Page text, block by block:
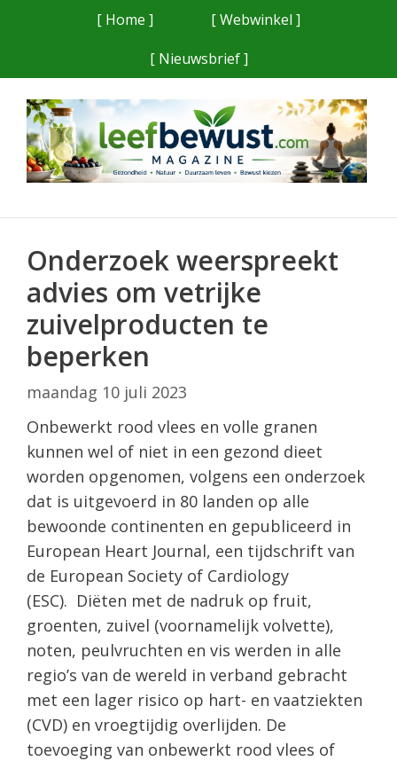
[ Home ]
[ Webwinkel ]
[ Nieuwsbrief ]
Onderzoek weerspreekt
advies om vetrijke
zuivelproducten te
beperken
maandag 10 juli 2023
Onbewerkt rood vlees en volle granen
kunnen wel of niet in een gezond dieet
worden opgenomen, volgens een onderzoek
dat is uitgevoerd in 80 landen op alle
bewoonde continenten en gepubliceerd in
European Heart Journal, een tijdschrift van
de European Society of Cardiology
(ESC). Diëten met de nadruk op fruit,
groenten, zuivel (voornamelijk volvette),
noten, peulvruchten en vis werden in alle
regio’s van de wereld in verband gebracht
met een lager risico op hart- en vaatziekten
(CVD) en vroegtijdig overlijden. De
toevoeging van onbewerkt rood vlees of